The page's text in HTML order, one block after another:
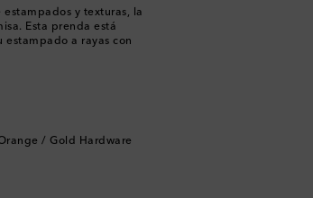
estampados y texturas, la
Esta prenda está
estampado a rayas con
/ Gold Hardware